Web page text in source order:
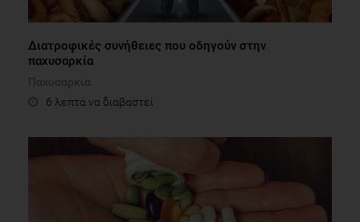
Διατροφικές συνήθειες που οδηγούν στην
παχυσαρκία
Παχυσαρκία
6 λεπτά να διαβαστεί